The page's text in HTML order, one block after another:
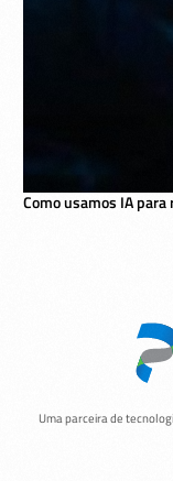
Como usamos IA para
Uma parceira de